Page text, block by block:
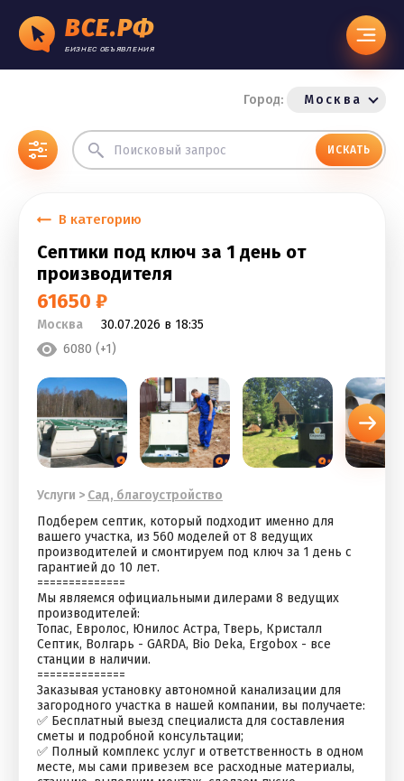
ВСЕ.РФ
БИЗНЕС ОБЪЯВЛЕНИЯ
Город: Москва
ИСКАТЬ
В категорию
Септики под ключ за 1 день от
производителя
61650 ₽
Москва
30.07.2026 в 18:35
6080 (+1)
Услуги > Сад, благоустройство
Подберем септик, который подходит именно для
вашего участка, из 560 моделей от 8 ведущих
производителей и смонтируем под ключ за 1 день с
гарантией до 10 лет.
==============
Мы являемся официальными дилерами 8 ведущих
производителей:
Топас, Евролос, Юнилос Астра, Тверь, Кристалл
Септик, Волгарь - GARDA, Bio Deka, Ergobox - все
станции в наличии.
==============
Заказывая установку автономной канализации для
загородного участка в нашей компании, вы получаете:
✅ Бесплатный выезд специалиста для составления
сметы и подробной консультации;
✅ Полный комплекс услуг и ответственность в одном
месте, мы сами привезем все расходные материалы,